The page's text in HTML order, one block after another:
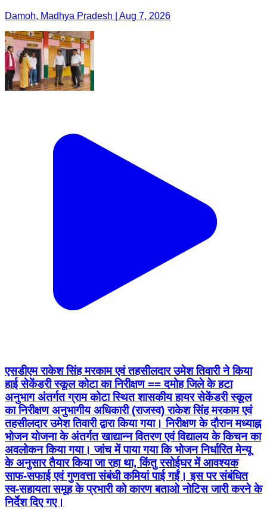
Damoh, Madhya Pradesh | Aug 7, 2026
एसडीएम राकेश सिंह मरकाम एवं तहसीलदार उमेश तिवारी ने किया
हाई सेकेंडरी स्कूल कोटा का निरीक्षण == दमोह जिले के हटा
अनुभाग अंतर्गत ग्राम कोटा स्थित शासकीय हायर सेकेंडरी स्कूल
का निरीक्षण अनुभागीय अधिकारी (राजस्व) राकेश सिंह मरकाम एवं
तहसीलदार उमेश तिवारी द्वारा किया गया। निरीक्षण के दौरान मध्याह्न
भोजन योजना के अंतर्गत खाद्यान्न वितरण एवं विद्यालय के किचन का
अवलोकन किया गया। जांच में पाया गया कि भोजन निर्धारित मेन्यू
के अनुसार तैयार किया जा रहा था, किंतु रसोईघर में आवश्यक
साफ-सफाई एवं गुणवत्ता संबंधी कमियां पाई गईं। इस पर संबंधित
स्व-सहायता समूह के प्रभारी को कारण बताओ नोटिस जारी करने के
निर्देश दिए गए।